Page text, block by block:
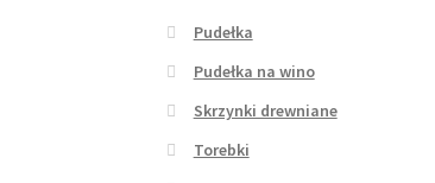
Pudełka
Pudełka na wino
Skrzynki drewniane
Torebki